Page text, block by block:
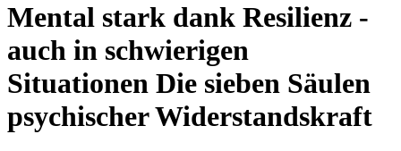
Mental stark dank Resilienz -
auch in schwierigen
Situationen Die sieben Säulen
psychischer Widerstandskraft